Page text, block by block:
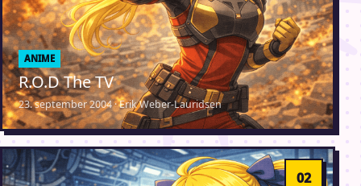
ANIME
R.O.D The TV
23. september 2004 · Erik Weber-Lauridsen